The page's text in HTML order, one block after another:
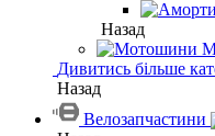
Назад
Дивитись більше
Назад
Велозапчастини